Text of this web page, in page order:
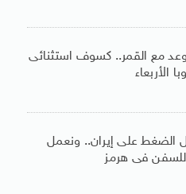
مع القمر.. كسوف استثنائى
الأربعاء
على إيران.. ونعمل
فى هرمز